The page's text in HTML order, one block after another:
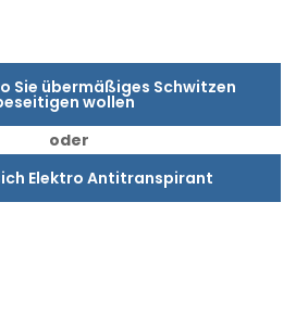
Sie übermäßiges Schwitzen
wollen
oder
Elektro Antitranspirant